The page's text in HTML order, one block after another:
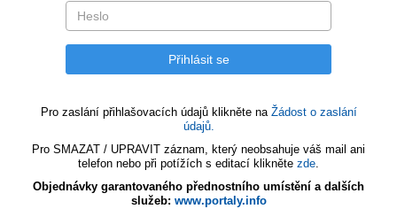
Pro zaslání přihlašovacích údajů klikněte na Žádost o zaslání
údajů.
Pro SMAZAT / UPRAVIT záznam, který neobsahuje váš mail ani
telefon nebo při potížích s editací klikněte zde.
Objednávky garantovaného přednostního umístění a dalších
služeb: www.portaly.info